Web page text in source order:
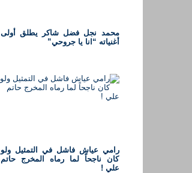
محمد نجل فضل شاكر يطلق أولى
أغنياته “انا يا جروحي”
رامي عياش فاشل في التمثيل ولو
كان ناجحاً لما رماه المخرج حاتم
علي !